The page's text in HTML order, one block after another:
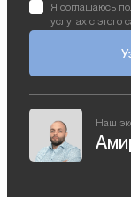
Я соглашаюсь
услугах с этого
Наш